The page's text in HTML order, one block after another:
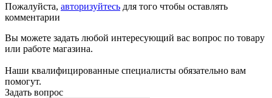
Пожалуйста, авторизуйтесь для того чтобы оставлять
комментарии
Вы можете задать любой интересующий вас вопрос по товару
или работе магазина.
Наши квалифицированные специалисты обязательно вам
помогут.
Задать вопрос